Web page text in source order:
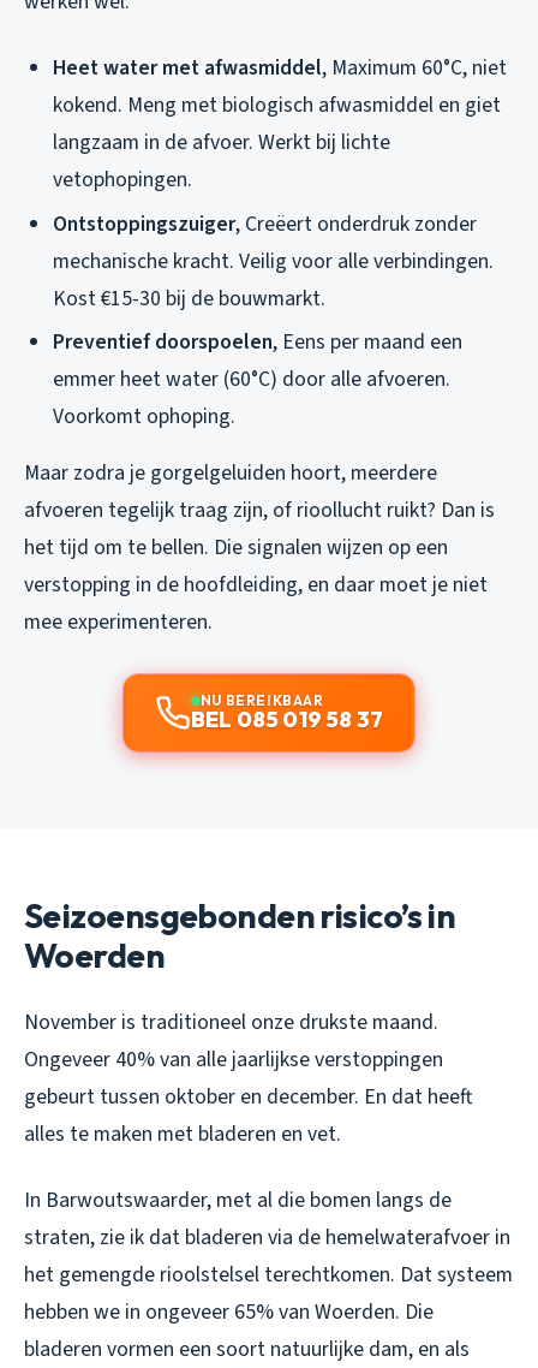
Heet water met afwasmiddel, Maximum 60°C, niet
kokend. Meng met biologisch afwasmiddel en giet
langzaam in de afvoer. Werkt bij lichte
vetophopingen.
Ontstoppingszuiger, Creëert onderdruk zonder
mechanische kracht. Veilig voor alle verbindingen.
Kost €15-30 bij de bouwmarkt.
Preventief doorspoelen, Eens per maand een
emmer heet water (60°C) door alle afvoeren.
Voorkomt ophoping.
Maar zodra je gorgelgeluiden hoort, meerdere
afvoeren tegelijk traag zijn, of rioollucht ruikt? Dan is
het tijd om te bellen. Die signalen wijzen op een
verstopping in de hoofdleiding, en daar moet je niet
mee experimenteren.
NU BEREIKBAAR
BEL 085 019 58 37
Seizoensgebonden risico’s in
Woerden
November is traditioneel onze drukste maand.
Ongeveer 40% van alle jaarlijkse verstoppingen
gebeurt tussen oktober en december. En dat heeft
alles te maken met bladeren en vet.
In Barwoutswaarder, met al die bomen langs de
straten, zie ik dat bladeren via de hemelwaterafvoer in
het gemengde rioolstelsel terechtkomen. Dat systeem
hebben we in ongeveer 65% van Woerden. Die
bladeren vormen een soort natuurlijke dam, en als